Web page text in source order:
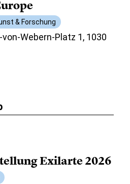
& Forschung
Webern-Platz 1, 1030
Exilarte 2026